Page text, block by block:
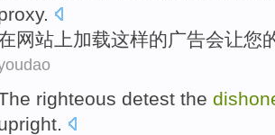
网站 上加载这样的广告会让您
righteous detest the
.